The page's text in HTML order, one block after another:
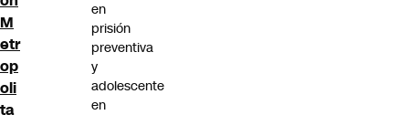
M
etr
op
oli
ta
en
prisión
preventiva
y
adolescente
en